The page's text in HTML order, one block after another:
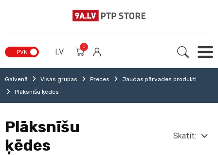
PVN LV
0
Galvenā Visas grupas Preces
Jaudas pārvades produkti
Plāksnīšu ķēdes
Plāksnīšu
ķēdes
Skatīt: